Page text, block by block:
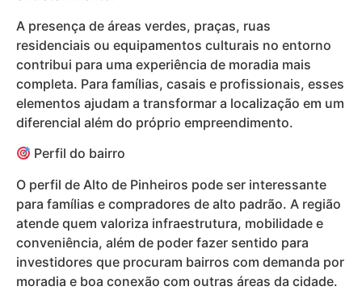
A presença de áreas verdes, praças, ruas
residenciais ou equipamentos culturais no entorno
contribui para uma experiência de moradia mais
completa. Para famílias, casais e profissionais, esses
elementos ajudam a transformar a localização em um
diferencial além do próprio empreendimento.
Perfil do bairro
O perfil de Alto de Pinheiros pode ser interessante
para famílias e compradores de alto padrão. A região
atende quem valoriza infraestrutura, mobilidade e
conveniência, além de poder fazer sentido para
investidores que procuram bairros com demanda por
moradia e boa conexão com outras áreas da cidade.